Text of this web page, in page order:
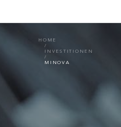
HOME
INVESTITIONEN
MINOVA